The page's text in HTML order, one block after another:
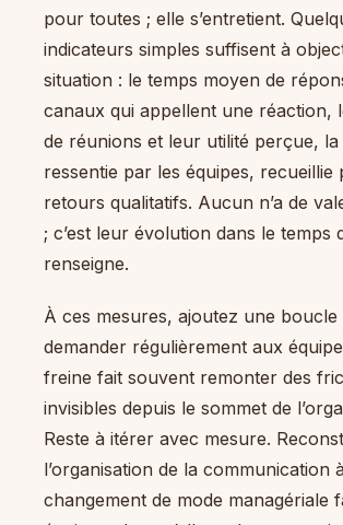
pour toutes ; elle s’entretient.
indicateurs simples suffisent à
situation : le temps moyen de
canaux qui appellent une réaction,
de réunions et leur utilité perçue, la
ressentie par les équipes, recueillie
retours qualitatifs. Aucun n’a de
; c’est leur évolution dans le temps
renseigne.
À ces mesures, ajoutez une
demander régulièrement aux
freine fait souvent remonter des
invisibles depuis le sommet de
Reste à itérer avec mesure.
l’organisation de la communication
changement de mode managériale